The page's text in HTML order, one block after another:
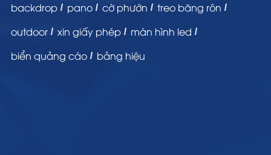
backdrop pano cờ phướn
treo băng rôn
outdoor
xin giấy phép
màn hình led
biển quảng cáo
bảng hiệu